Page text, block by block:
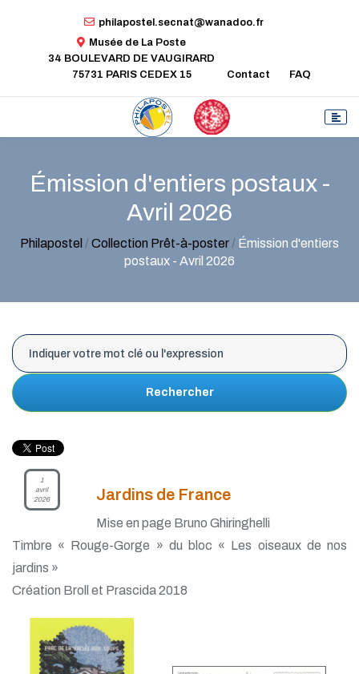
philapostel.secnat@wanadoo.fr
Musée de La Poste
34 BOULEVARD DE VAUGIRARD
75731 PARIS CEDEX 15
Contact FAQ
Émission d'entiers postaux -
Avril 2026
Philapostel /Collection Prêt-à-poster / Émission d'entiers
postaux - Avril 2026
Rechercher
1
avril
2026
Jardins de France
Mise en page Bruno Ghiringhelli
Timbre « Rouge-Gorge » du bloc « Les oiseaux de nos
jardins »
Création Broll et Prascida 2018